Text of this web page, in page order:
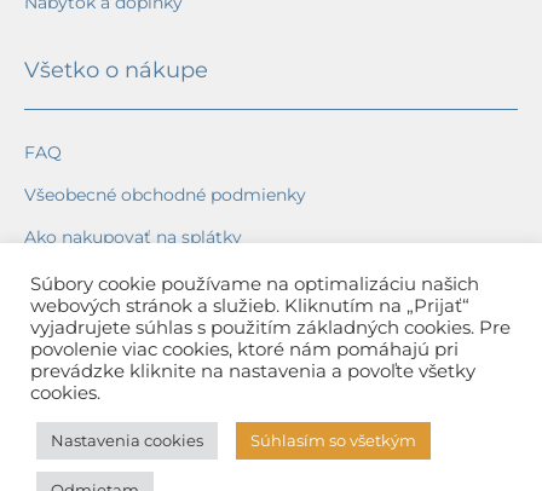
Všetko o nákupe
FAQ
Všeobecné obchodné podmienky
Ako nakupovať na splátky
Ochrana osobných údajov
Reklamačný poriadok
Spôsob a cena dopravy
Spôsob platby
Súbory cookie používame na optimalizáciu našich
webových stránok a služieb. Kliknutím na „Prijať“
vyjadrujete súhlas s použitím základných cookies. Pre
povolenie viac cookies, ktoré nám pomáhajú pri
prevádzke kliknite na nastavenia a povoľte všetky
cookies.
Nastavenia cookies Súhlasím so všetkým